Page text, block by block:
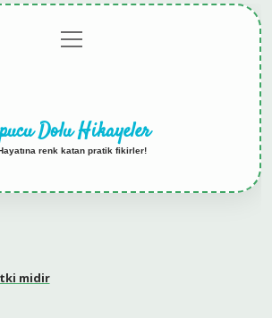
menüyü
aç
Dolu Hikayeler
renk katan pratik fikirler!
midir